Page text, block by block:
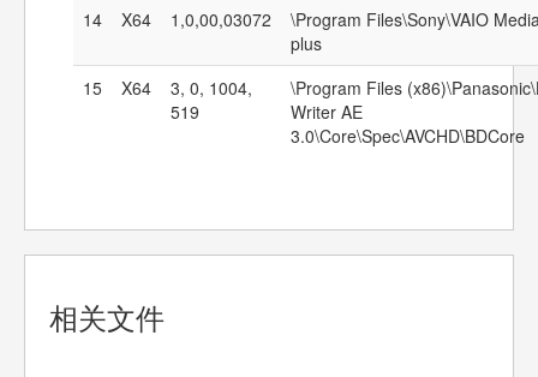
14
X64 1,0,00,03072
\Program Files\Sony\VAIO
plus
15
X64
3, 0, 1004,
519
\Program Files
Writer AE
3.0\Core\Spec\AVCHD\BDCore
相关文件